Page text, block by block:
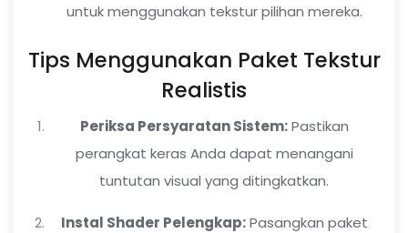
untuk menggunakan tekstur pilihan mereka.
Tips Menggunakan Paket Tekstur
Realistis
Periksa Persyaratan Sistem:Pastikan
perangkat keras Anda dapat menangani
tuntutan visual yang ditingkatkan.
Instal Shader Pelengkap:Pasangkan paket